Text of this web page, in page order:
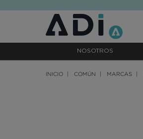
NOSOTROS
INICIO COMÚN MARCAS